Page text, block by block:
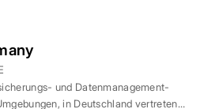
und Datenmanagement-
in Deutschland vertreten